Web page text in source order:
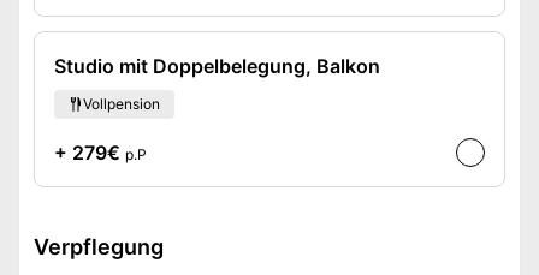
Studio mit Doppelbelegung, Balkon
Vollpension
+ 279€ p.P
Verpflegung